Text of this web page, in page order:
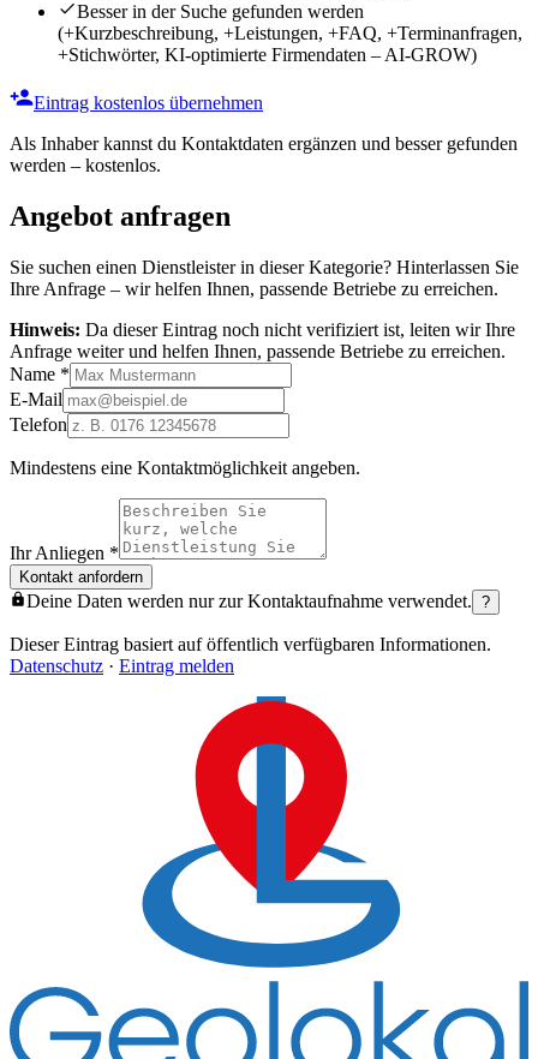
Besser in der Suche gefunden werden
(+Kurzbeschreibung, +Leistungen, +FAQ, +Terminanfragen,
+Stichwörter, KI-optimierte Firmendaten – AI-GROW)
Eintrag kostenlos übernehmen
Als Inhaber kannst du Kontaktdaten ergänzen und besser gefunden
werden – kostenlos.
Angebot anfragen
Sie suchen einen Dienstleister in dieser Kategorie? Hinterlassen Sie
Ihre Anfrage – wir helfen Ihnen, passende Betriebe zu erreichen.
Hinweis: Da dieser Eintrag noch nicht verifiziert ist, leiten wir Ihre
Anfrage weiter und helfen Ihnen, passende Betriebe zu erreichen.
Name *
E-Mail
Telefon
Mindestens eine Kontaktmöglichkeit angeben.
Ihr Anliegen *
Kontakt anfordern
Deine Daten werden nur zur Kontaktaufnahme verwendet. ?
Dieser Eintrag basiert auf öffentlich verfügbaren Informationen.
Datenschutz · Eintrag melden